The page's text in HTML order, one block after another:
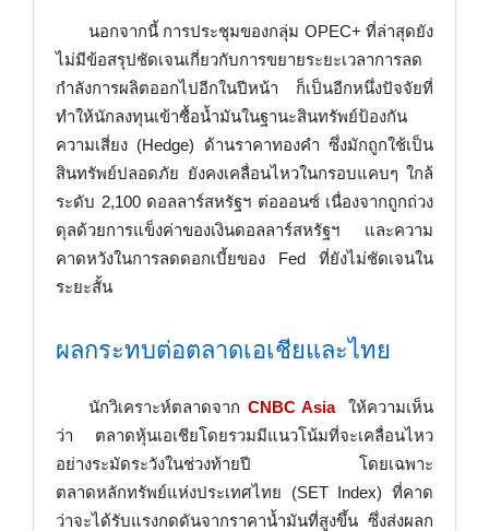
นอกจากนี้ การประชุมของกลุ่ม OPEC+ ที่ล่าสุดยัง
ไม่มีข้อสรุปชัดเจนเกี่ยวกับการขยายระยะเวลาการลด
กำลังการผลิตออกไปอีกในปีหน้า ก็เป็นอีกหนึ่งปัจจัยที่
ทำให้นักลงทุนเข้าซื้อน้ำมันในฐานะสินทรัพย์ป้องกัน
ความเสี่ยง (Hedge) ด้านราคาทองคำ ซึ่งมักถูกใช้เป็น
สินทรัพย์ปลอดภัย ยังคงเคลื่อนไหวในกรอบแคบๆ ใกล้
ระดับ 2,100 ดอลลาร์สหรัฐฯ ต่อออนซ์ เนื่องจากถูกถ่วง
ดุลด้วยการแข็งค่าของเงินดอลลาร์สหรัฐฯ และความ
คาดหวังในการลดดอกเบี้ยของ Fed ที่ยังไม่ชัดเจนใน
ระยะสั้น
ผลกระทบต่อตลาดเอเชียและไทย
นักวิเคราะห์ตลาดจาก CNBC Asia
ให้ความเห็น
ว่า ตลาดหุ้นเอเชียโดยรวมมีแนวโน้มที่จะเคลื่อนไหว
อย่างระมัดระวังในช่วงท้ายปี โดยเฉพาะ
ตลาดหลักทรัพย์แห่งประเทศไทย (SET Index) ที่คาด
ว่าจะได้รับแรงกดดันจากราคาน้ำมันที่สูงขึ้น ซึ่งส่งผลก